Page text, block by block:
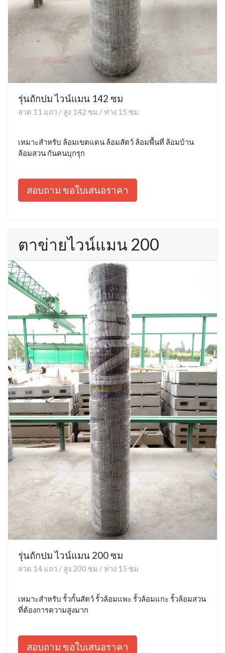
รุ่นถักปม ไวน์แมน 142 ซม
ลวด 11 แถว / สูง 142 ซม / ห่าง 15 ซม
เหมาะสำหรับ ล้อมเขตแดน ล้อมสัตว์ ล้อมพื้นที่ ล้อมบ้าน
ล้อมสวน กันคนบุกรุก
สอบถาม ขอใบเสนอราคา
ตาข่ายไวน์แมน 200
รุ่นถักปม ไวน์แมน 200 ซม
ลวด 14 แถว / สูง 200 ซม / ห่าง 15 ซม
เหมาะสำหรับ รั้วกั้นสัตว์ รั้วล้อมแพะ รั้วล้อมแกะ รั้วล้อมสวน
ที่ต้องการความสูงมาก
สอบถาม ขอใบเสนอราคา